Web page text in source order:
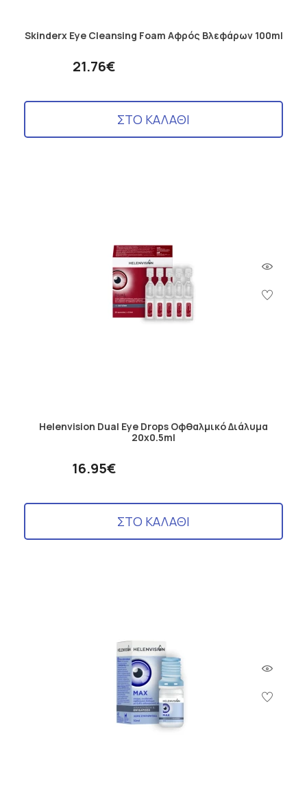
Skinderx Eye Cleansing Foam Αφρός Βλεφάρων 100ml
21.76€
ΣΤΟ ΚΑΛΑΘΙ
Helenvision Dual Eye Drops Οφθαλμικό Διάλυμα
20x0.5ml
16.95€
ΣΤΟ ΚΑΛΑΘΙ